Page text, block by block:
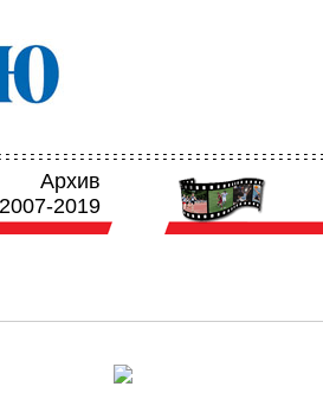
Архив
2007-2019